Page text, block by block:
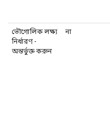
ভৌগোলিক লক্ষ্য
নির্ধারণ -
অন্তর্ভুক্ত করুন
না